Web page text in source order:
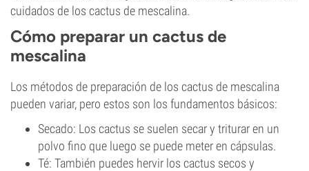
cuidados de los cactus de mescalina.
Cómo preparar un cactus de
mescalina
Los métodos de preparación de los cactus de mescalina
pueden variar, pero estos son los fundamentos básicos:
Secado: Los cactus se suelen secar y triturar en un
polvo fino que luego se puede meter en cápsulas.
Té: También puedes hervir los cactus secos y